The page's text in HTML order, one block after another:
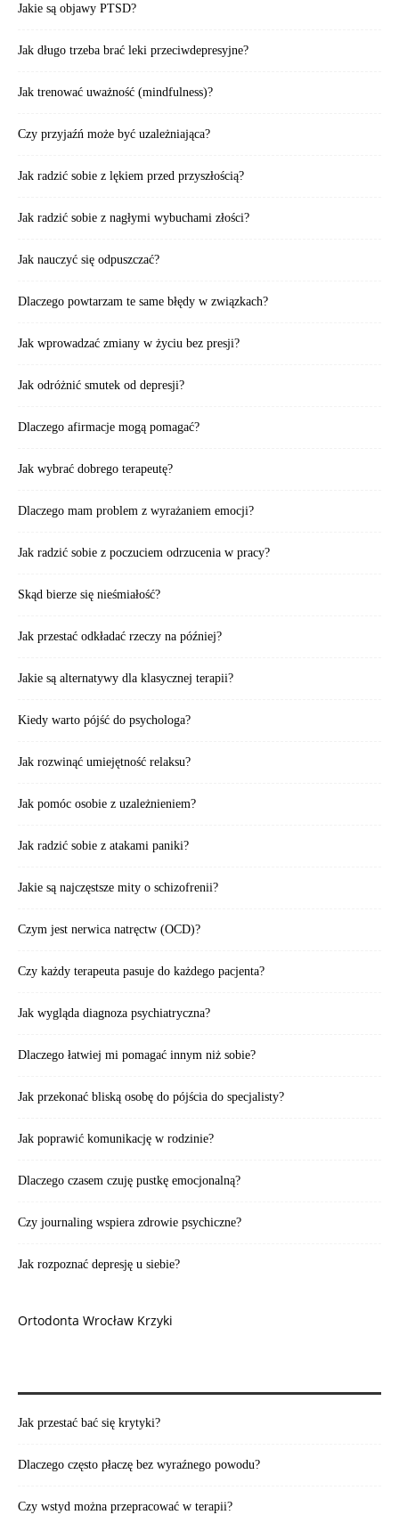
Jakie są objawy PTSD?
Jak długo trzeba brać leki przeciwdepresyjne?
Jak trenować uważność (mindfulness)?
Czy przyjaźń może być uzależniająca?
Jak radzić sobie z lękiem przed przyszłością?
Jak radzić sobie z nagłymi wybuchami złości?
Jak nauczyć się odpuszczać?
Dlaczego powtarzam te same błędy w związkach?
Jak wprowadzać zmiany w życiu bez presji?
Jak odróżnić smutek od depresji?
Dlaczego afirmacje mogą pomagać?
Jak wybrać dobrego terapeutę?
Dlaczego mam problem z wyrażaniem emocji?
Jak radzić sobie z poczuciem odrzucenia w pracy?
Skąd bierze się nieśmiałość?
Jak przestać odkładać rzeczy na później?
Jakie są alternatywy dla klasycznej terapii?
Kiedy warto pójść do psychologa?
Jak rozwinąć umiejętność relaksu?
Jak pomóc osobie z uzależnieniem?
Jak radzić sobie z atakami paniki?
Jakie są najczęstsze mity o schizofrenii?
Czym jest nerwica natręctw (OCD)?
Czy każdy terapeuta pasuje do każdego pacjenta?
Jak wygląda diagnoza psychiatryczna?
Dlaczego łatwiej mi pomagać innym niż sobie?
Jak przekonać bliską osobę do pójścia do specjalisty?
Jak poprawić komunikację w rodzinie?
Dlaczego czasem czuję pustkę emocjonalną?
Czy journaling wspiera zdrowie psychiczne?
Jak rozpoznać depresję u siebie?
Ortodonta Wrocław Krzyki
Jak przestać bać się krytyki?
Dlaczego często płaczę bez wyraźnego powodu?
Czy wstyd można przepracować w terapii?